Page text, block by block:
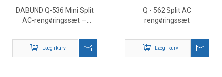
DABUND Q-536 Mini Split
AC-rengøringssæt —
rengøringsdæksel til 3-5P
loftsklimaanlæg
Læg i kurv
Q - 562 Split AC
rengøringssæt
Læg i kurv